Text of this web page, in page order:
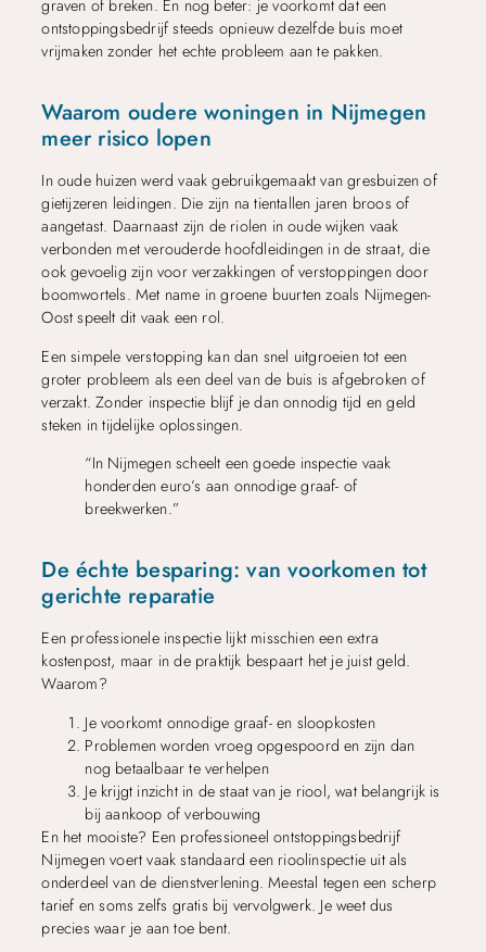
graven of breken. En nog beter: je voorkomt dat een
ontstoppingsbedrijf steeds opnieuw dezelfde buis moet
vrijmaken zonder het echte probleem aan te pakken.
Waarom oudere woningen in Nijmegen
meer risico lopen
In oude huizen werd vaak gebruikgemaakt van gresbuizen of
gietijzeren leidingen. Die zijn na tientallen jaren broos of
aangetast. Daarnaast zijn de riolen in oude wijken vaak
verbonden met verouderde hoofdleidingen in de straat, die
ook gevoelig zijn voor verzakkingen of verstoppingen door
boomwortels. Met name in groene buurten zoals Nijmegen-
Oost speelt dit vaak een rol.
Een simpele verstopping kan dan snel uitgroeien tot een
groter probleem als een deel van de buis is afgebroken of
verzakt. Zonder inspectie blijf je dan onnodig tijd en geld
steken in tijdelijke oplossingen.
“In Nijmegen scheelt een goede inspectie vaak
honderden euro’s aan onnodige graaf- of
breekwerken.”
De échte besparing: van voorkomen tot
gerichte reparatie
Een professionele inspectie lijkt misschien een extra
kostenpost, maar in de praktijk bespaart het je juist geld.
Waarom?
Je voorkomt onnodige graaf- en sloopkosten
Problemen worden vroeg opgespoord en zijn dan
nog betaalbaar te verhelpen
Je krijgt inzicht in de staat van je riool, wat belangrijk is
bij aankoop of verbouwing
En het mooiste? Een professioneel ontstoppingsbedrijf
Nijmegen voert vaak standaard een rioolinspectie uit als
onderdeel van de dienstverlening. Meestal tegen een scherp
tarief en soms zelfs gratis bij vervolgwerk. Je weet dus
precies waar je aan toe bent.